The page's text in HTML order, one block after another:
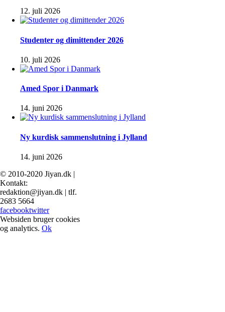
12. juli 2026
Studenter og dimittender 2026
10. juli 2026
Amed Spor i Danmark
14. juni 2026
Ny kurdisk sammenslutning i Jylland
14. juni 2026
© 2010-2020 Jiyan.dk |
Kontakt:
redaktion@jiyan.dk | tlf.
2683 5664
facebooktwitter
Websiden bruger cookies
og analytics. Ok